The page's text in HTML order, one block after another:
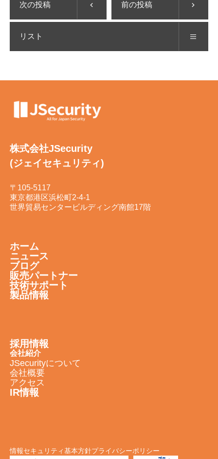
次の投稿 前の投稿
リスト
株式会社JSecurity
(ジェイセキュリティ)
〒105-5117
東京都港区浜松町2-4-1
世界貿易センタービルディング南館17階
ホーム
ニュース
ブログ
販売パートナー
技術サポート
製品情報
採用情報
会社紹介
JSecurityについて
会社概要
アクセス
IR情報
情報セキュリティ基本方針プライバシーポリシー